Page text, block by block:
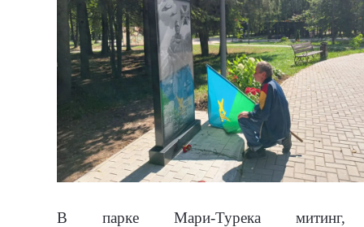
В парке Мари-Турека митинг,